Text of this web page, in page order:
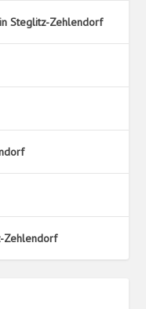
Steglitz-Zehlendorf
Zehlendorf